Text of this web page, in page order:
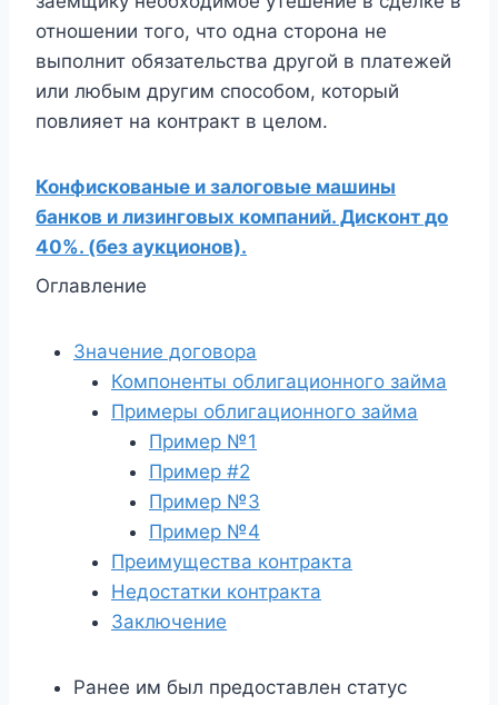
отношении того, что одна сторона не
выполнит обязательства другой в платежей
или любым другим способом, который
повлияет на контракт в целом.
Конфискованые и залоговые машины
банков и лизинговых компаний. Дисконт до
40%. (без аукционов).
Оглавление
Значение договора
Компоненты облигационного займа
Примеры облигационного займа
Пример №1
Пример #2
Пример №3
Пример №4
Преимущества контракта
Недостатки контракта
Заключение
Ранее им был предоставлен статус